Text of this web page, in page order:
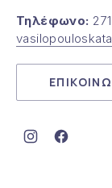
Τηλέφωνο:
Νέο παράθυρο
Νέο